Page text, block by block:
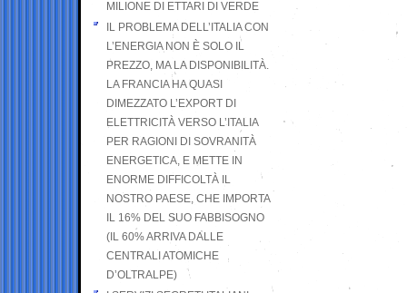
MILIONE DI ETTARI DI VERDE
IL PROBLEMA DELL’ITALIA CON
L’ENERGIA NON È SOLO IL
PREZZO, MA LA DISPONIBILITÀ.
LA FRANCIA HA QUASI
DIMEZZATO L’EXPORT DI
ELETTRICITÀ VERSO L’ITALIA
PER RAGIONI DI SOVRANITÀ
ENERGETICA, E METTE IN
ENORME DIFFICOLTÀ IL
NOSTRO PAESE, CHE IMPORTA
IL 16% DEL SUO FABBISOGNO
(IL 60% ARRIVA DALLE
CENTRALI ATOMICHE
D’OLTRALPE)